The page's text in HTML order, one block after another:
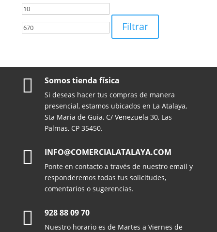
Precio
máximo
Filtrar
 Somos tienda física
Si deseas hacer tus compras de manera
presencial, estamos ubicados en La Atalaya,
Sta Maria de Guia, C/ Venezuela 30, Las
Palmas, CP 35450.
 INFO@COMERCIALATALAYA.COM
Ponte en contacto a través de nuestro email y
responderemos todas tus solicitudes,
comentarios o sugerencias.
 928 88 09 70
Nuestro horario es de Martes a Viernes de